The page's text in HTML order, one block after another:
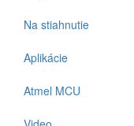
Na stiahnutie
Aplikácie
Atmel MCU